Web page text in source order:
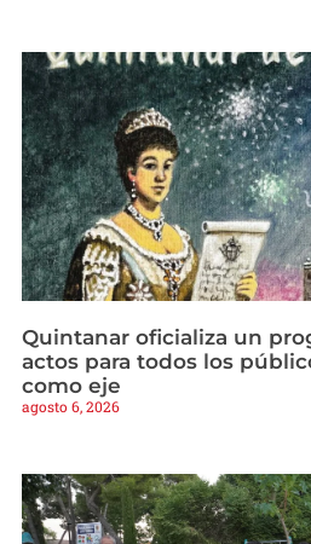
Quintanar oficializa un
actos para todos los
como eje
agosto 6, 2026